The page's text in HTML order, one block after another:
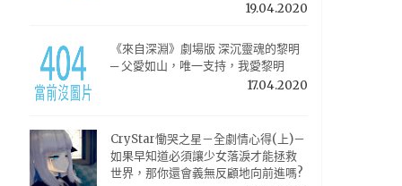
19.04.2020
《來自深淵》劇場版 深沉靈魂的黎明
─ 父愛如山，唯一支持，我愛黎明
17.04.2020
CryStar慟哭之星－全劇情心得(上)－
如果早知道必須讓少女落淚才能拯救
世界，那你還會義無反顧地向前進嗎?